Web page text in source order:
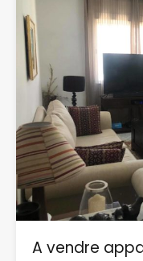
A vendre